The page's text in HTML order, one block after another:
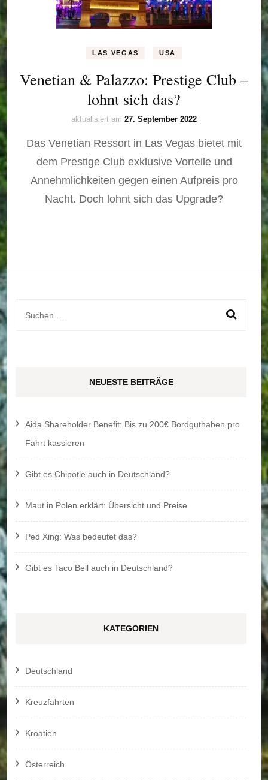
LAS VEGAS USA
Venetian & Palazzo: Prestige Club –
lohnt sich das?
aktualisiert am 27. September 2022
Das Venetian Ressort in Las Vegas bietet mit
dem Prestige Club exklusive Vorteile und
Annehmlichkeiten gegen einen Aufpreis pro
Nacht. Doch lohnt sich das Upgrade?
Suchen
NEUESTE BEITRÄGE
Aida Shareholder Benefit: Bis zu 200€ Bordguthaben pro
Fahrt kassieren
Gibt es Chipotle auch in Deutschland?
Maut in Polen erklärt: Übersicht und Preise
Ped Xing: Was bedeutet das?
Gibt es Taco Bell auch in Deutschland?
KATEGORIEN
Deutschland
Kreuzfahrten
Kroatien
Österreich